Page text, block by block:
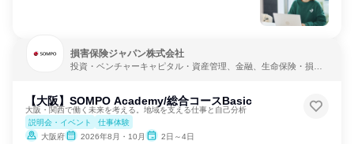
損害保険ジャパン株式会社
投資・ベンチャーキャピタル・資産管理、金融、生命保険・損害
【大阪】SOMPO Academy/総合コースBasic
大阪・関西で働く未来を考える。地域を支える仕事と自己分析
説明会・イベント
仕事体験
大阪府
2026年8月・10月 2日～4日